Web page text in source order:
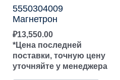
5550304009
Магнетрон
₽13,550.00
*Цена последней
поставки, точную цену
уточняйте у менеджера